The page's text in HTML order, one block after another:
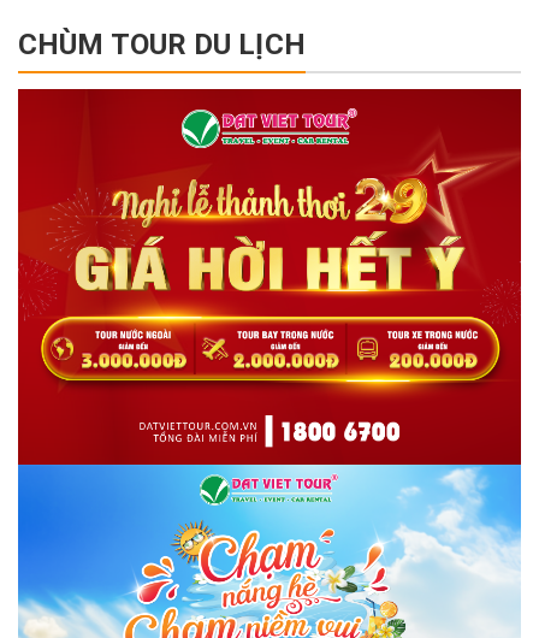
CHÙM TOUR DU LỊCH